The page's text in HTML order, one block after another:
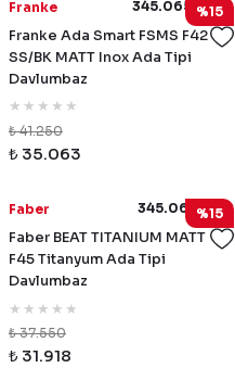
%15
Franke 345.0654.870
Franke Ada Smart FSMS F42
SS/BK MATT Inox Ada Tipi
Davlumbaz
₺ 41.250
₺ 35.063
%15
Faber 345.0655.178
Faber BEAT TITANIUM MATT
F45 Titanyum Ada Tipi
Davlumbaz
₺ 37.550
₺ 31.918